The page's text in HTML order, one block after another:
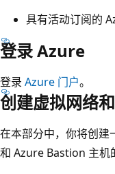
具有活动订阅的
登录 Azure
登录 Azure 门户。
创建虚拟网络
在本部分中，你将创
和 Azure Bastion 主机